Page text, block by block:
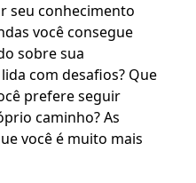
seu conhecimento
você consegue
sobresua
com desafios? Que
prefere seguir
caminho? As
você é muito mais